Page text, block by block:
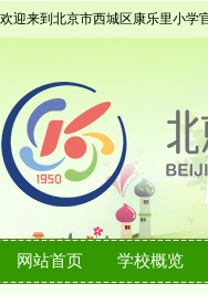
欢迎来到北京市西城区康乐里小学
网站首页 学校概览